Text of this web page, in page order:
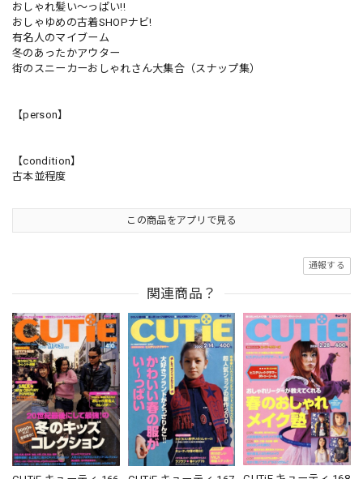
おしゃれ髪い～っぱい!!
おしゃゆめの古着SHOPナビ!
有名人のマイブーム
冬のあったかアウター
街のスニーカーおしゃれさん大集合（スナップ集）
【person】
【condition】
古本並程度
この商品をアプリで見る
通報する
関連商品？